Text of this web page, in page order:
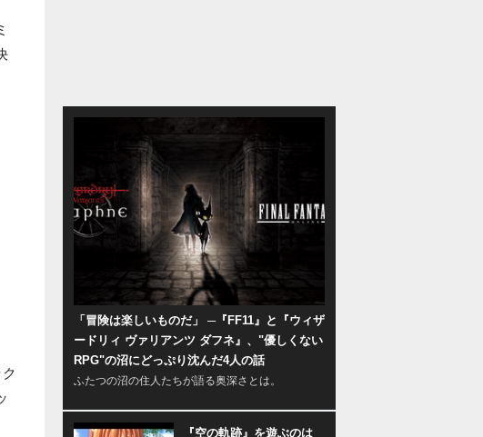
「冒険は楽しいものだ」 ─『FF11』と『ウィザ
ードリィ ヴァリアンツ ダフネ』、"優しくない
RPG"の沼にどっぷり沈んだ4人の話
ふたつの沼の住人たちが語る奥深さとは。
『空の軌跡』を遊ぶのは